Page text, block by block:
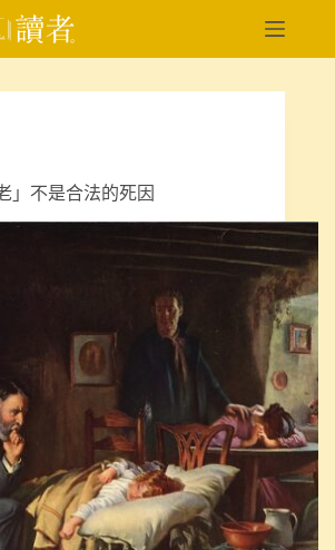
」不是合法的死因